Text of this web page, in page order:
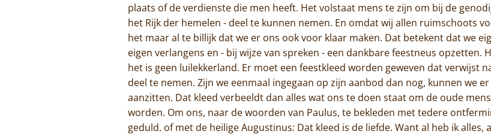
plaats of de verdienste die men heeft. Het volstaat mens te zijn om bij de
het Rijk der hemelen - deel te kunnen nemen. En omdat wij allen ruimschoots
het maar al te billijk dat we er ons ook voor klaar maken. Dat betekent dat we
eigen verlangens en - bij wijze van spreken - een dankbare feestneus opzetten.
het is geen luilekkerland. Er moet een feestkleed worden geweven dat verwijst
deel te nemen. Zijn we eenmaal ingegaan op zijn aanbod dan nog, kunnen we
aanzitten. Dat kleed verbeeldt dan alles wat ons te doen staat om de oude
worden. Om ons, naar de woorden van Paulus, te bekleden met tedere
geduld. of met de heilige Augustinus: Dat kleed is de liefde. Want al heb ik alles,